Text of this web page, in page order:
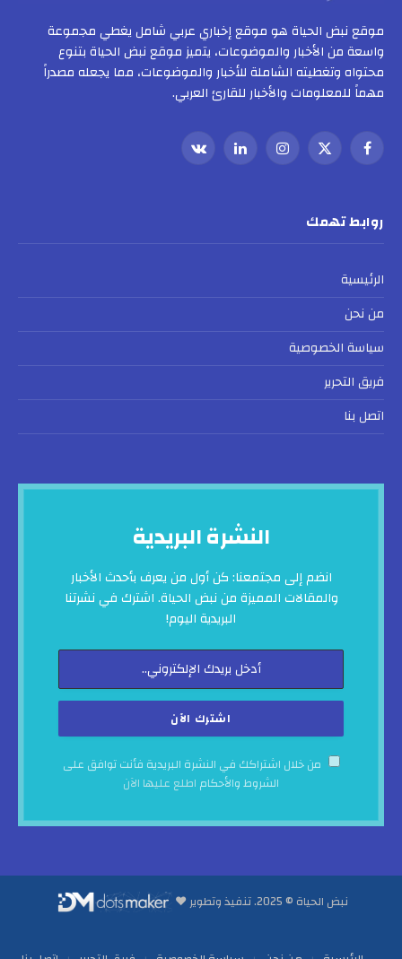
موقع نبض الحياة هو موقع إخباري عربي شامل يغطي مجموعة
واسعة من الأخبار والموضوعات، يتميز موقع نبض الحياة بتنوع
محتواه وتغطيته الشاملة للأخبار والموضوعات، مما يجعله مصدراً
مهماً للمعلومات والأخبار للقارئ العربي.
فيسبوك
X
الانستغراملينكدإنVKontakte
روابط تهمك
الرئيسية
من نحن
سياسة الخصوصية
فريق التحرير
اتصل بنا
النشرة البريدية
انضم إلى مجتمعنا: كن أول من يعرف بأحدث الأخبار
والمقالات المميزة من نبض الحياة. اشترك في نشرتنا
البريدية اليوم!
من خلال اشتراكك في النشرة البريدية فأنت توافق على
الشروط والأحكام اطلع عليها الآن
نبض الحياة © 2025. تنفيذ وتطوير ♥